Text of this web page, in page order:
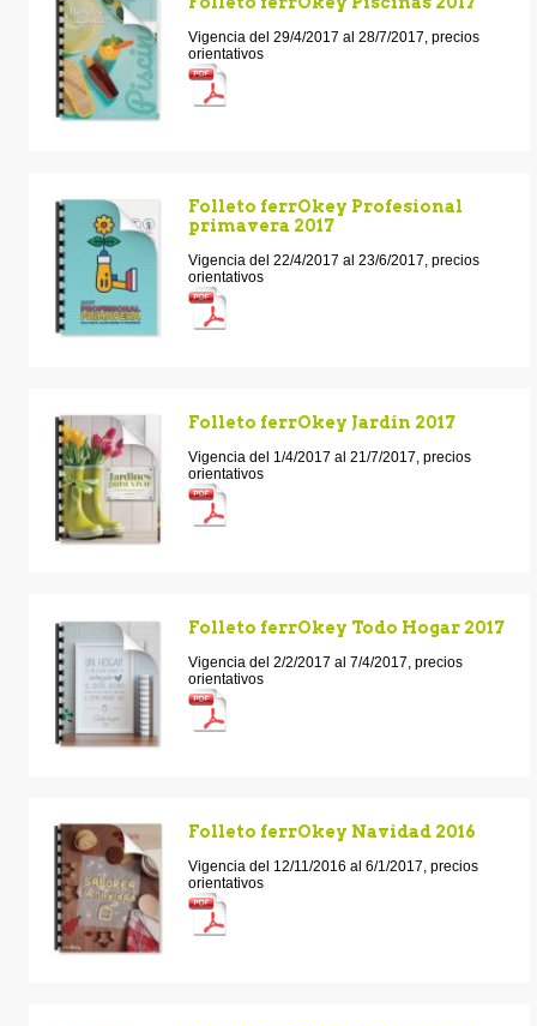
Vigencia del 29/4/2017 al 28/7/2017, precios
orientativos
Folleto ferrOkey Profesional
primavera 2017
Vigencia del 22/4/2017 al 23/6/2017, precios
orientativos
Folleto ferrOkey Jardín 2017
Vigencia del 1/4/2017 al 21/7/2017, precios
orientativos
Folleto ferrOkey Todo Hogar 2017
Vigencia del 2/2/2017 al 7/4/2017, precios
orientativos
Folleto ferrOkey Navidad 2016
Vigencia del 12/11/2016 al 6/1/2017, precios
orientativos